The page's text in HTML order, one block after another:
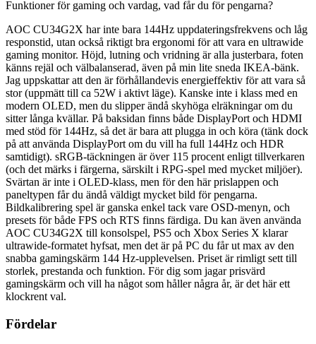
Funktioner för gaming och vardag, vad får du för pengarna?
AOC CU34G2X har inte bara 144Hz uppdateringsfrekvens och låg
responstid, utan också riktigt bra ergonomi för att vara en ultrawide
gaming monitor. Höjd, lutning och vridning är alla justerbara, foten
känns rejäl och välbalanserad, även på min lite sneda IKEA-bänk.
Jag uppskattar att den är förhållandevis energieffektiv för att vara så
stor (uppmätt till ca 52W i aktivt läge). Kanske inte i klass med en
modern OLED, men du slipper ändå skyhöga elräkningar om du
sitter långa kvällar. På baksidan finns både DisplayPort och HDMI
med stöd för 144Hz, så det är bara att plugga in och köra (tänk dock
på att använda DisplayPort om du vill ha full 144Hz och HDR
samtidigt). sRGB-täckningen är över 115 procent enligt tillverkaren
(och det märks i färgerna, särskilt i RPG-spel med mycket miljöer).
Svärtan är inte i OLED-klass, men för den här prislappen och
paneltypen får du ändå väldigt mycket bild för pengarna.
Bildkalibrering spel är ganska enkel tack vare OSD-menyn, och
presets för både FPS och RTS finns färdiga. Du kan även använda
AOC CU34G2X till konsolspel, PS5 och Xbox Series X klarar
ultrawide-formatet hyfsat, men det är på PC du får ut max av den
snabba gamingskärm 144 Hz-upplevelsen. Priset är rimligt sett till
storlek, prestanda och funktion. För dig som jagar prisvärd
gamingskärm och vill ha något som håller några år, är det här ett
klockrent val.
Fördelar